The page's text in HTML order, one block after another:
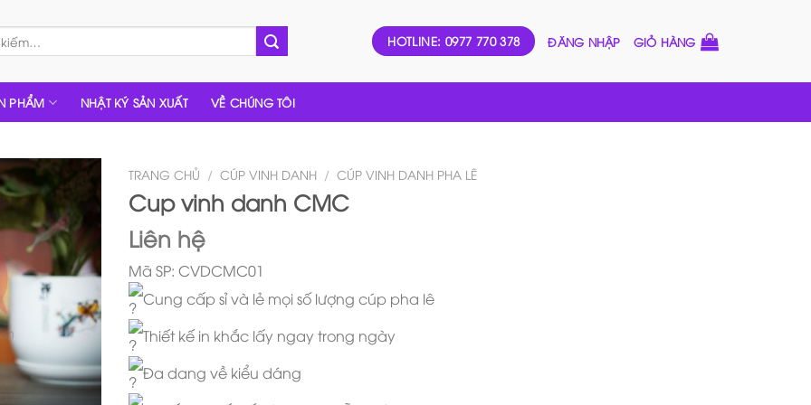
HOTLINE: 0977 770 378 ĐĂNG NHẬP GIỎ HÀNG
PHẨM NHẬT KÝ SẢN XUẤT VỀ CHÚNG TÔI
TRANG CHỦ / CÚP VINH DANH / CÚP VINH DANH PHA LÊ
Cup vinh danh CMC
Liên hệ
Mã SP: CVDCMC01
Cung cấp sỉ và lẻ mọi số lượng cúp pha lê
Thiết kế in khắc lấy ngay trong ngày
Đa dang về kiểu dáng